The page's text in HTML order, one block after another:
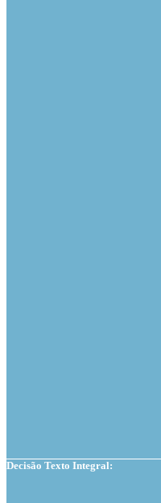
Decisão Texto Integral: